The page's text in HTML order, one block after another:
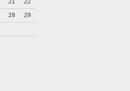
21
22
28
29